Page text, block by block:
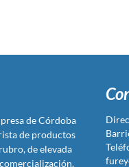
de Córdoba
de productos
de elevada